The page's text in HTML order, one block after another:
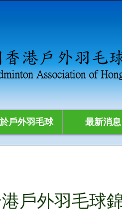
戶外羽毛球 最新消息
戶外羽毛球